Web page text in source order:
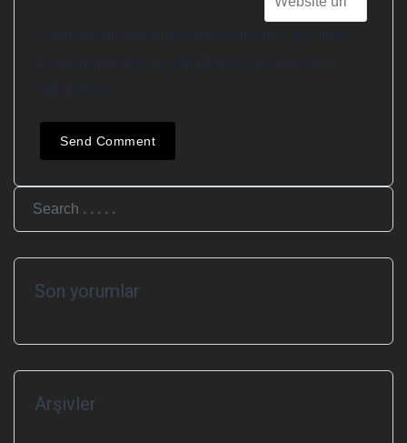
Son yorumlar
Arşivler